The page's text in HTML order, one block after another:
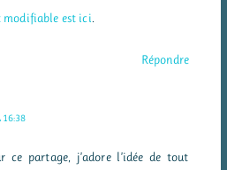
modifiable est ici
Répondre
16:38
ce partage, j’adore l’idée de tout